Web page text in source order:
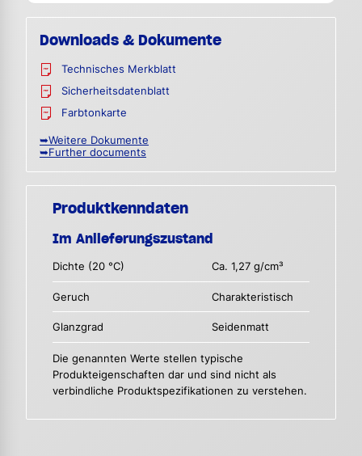
Downloads & Dokumente
Technisches Merkblatt
Sicherheitsdatenblatt
Farbtonkarte
➥Weitere Dokumente
➥Further documents
Produktkenndaten
Im Anlieferungszustand
Dichte (20 °C) Ca. 1,27 g/cm³
Geruch Charakteristisch
Glanzgrad Seidenmatt
Die genannten Werte stellen typische
Produkteigenschaften dar und sind nicht als
verbindliche Produktspezifikationen zu verstehen.